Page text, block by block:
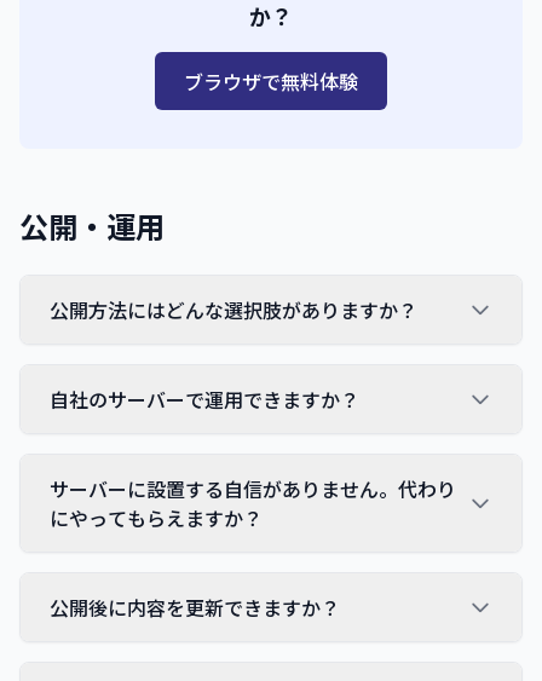
か？
ブラウザで無料体験
公開・運用
公開方法にはどんな選択肢がありますか？
自社のサーバーで運用できますか？
サーバーに設置する自信がありません。代わり
にやってもらえますか？
公開後に内容を更新できますか？